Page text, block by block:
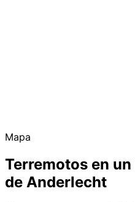
Mapa
Terremotos en
de Anderlecht